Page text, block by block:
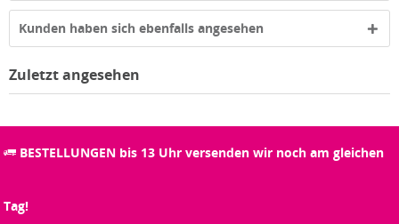
Kunden haben sich ebenfalls angesehen
Zuletzt angesehen
BESTELLUNGEN bis 13 Uhr versenden wir noch am gleichen
Tag!